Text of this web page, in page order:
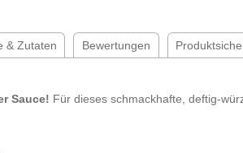
& Zutaten Bewertungen
Sauce! Für dieses schmackhafte, deftig-